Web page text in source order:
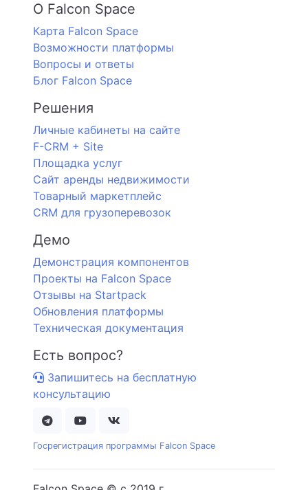
О Falcon Space
Карта Falcon Space
Возможности платформы
Вопросы и ответы
Блог Falcon Space
Решения
Личные кабинеты на сайте
F-CRM + Site
Площадка услуг
Сайт аренды недвижимости
Товарный маркетплейс
CRM для грузоперевозок
Демо
Демонстрация компонентов
Проекты на Falcon Space
Отзывы на Startpack
Обновления платформы
Техническая документация
Есть вопрос?
Запишитесь на бесплатную
консультацию
Госрегистрация программы Falcon Space